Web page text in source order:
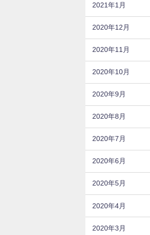
2021年1月
2020年12月
2020年11月
2020年10月
2020年9月
2020年8月
2020年7月
2020年6月
2020年5月
2020年4月
2020年3月